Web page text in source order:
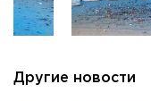
Другие новости